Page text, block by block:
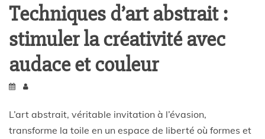
Techniques d’art abstrait :
stimuler la créativité avec
audace et couleur
L’art abstrait, véritable invitation à l’évasion,
transforme la toile en un espace de liberté où formes et